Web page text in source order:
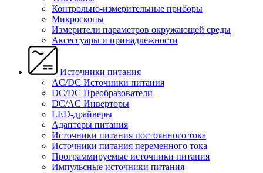
Контрольно-измерительные приборы
Микроскопы
Измерители параметров окружающей среды
Аксессуары и принадлежности
Источники питания
AC/DC Источники питания
DC/DC Преобразователи
DC/AC Инверторы
LED-драйверы
Адаптеры питания
Источники питания постоянного тока
Источники питания переменного тока
Программируемые источники питания
Импульсные источники питания